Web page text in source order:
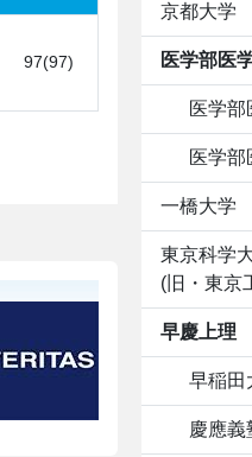
97(97)
京都大学
医学部医
医学部
医学部
一橋大学
東京科学
(旧・東京
早慶上理
早稲田
慶應義